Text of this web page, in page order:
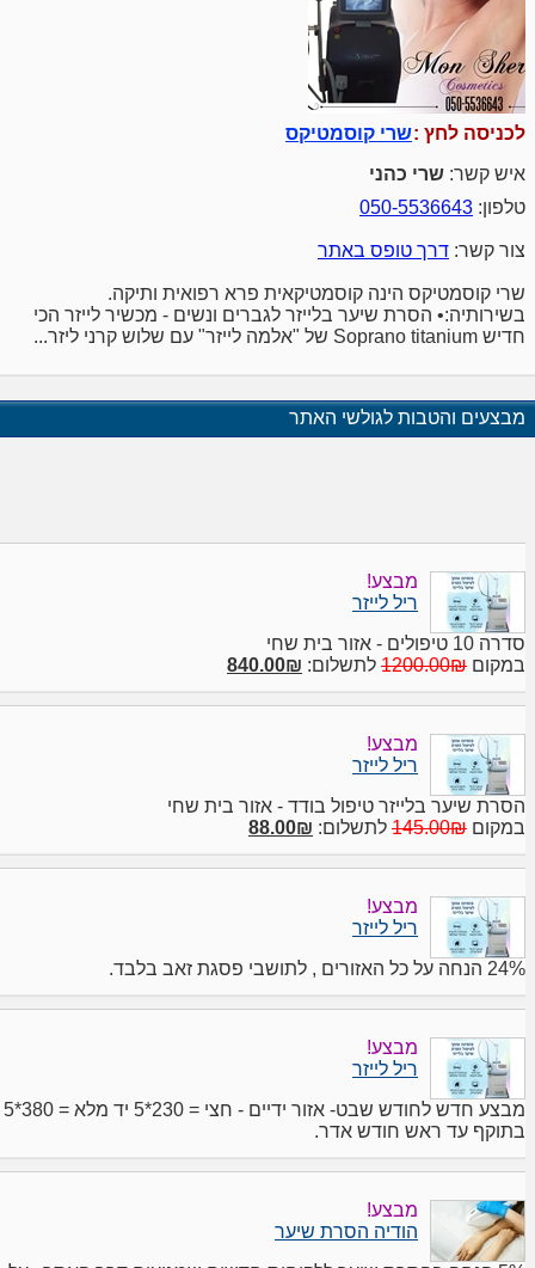
לכניסה לחץ :שרי קוסמטיקס
איש קשר: שרי כהני
טלפון: 050-5536643
צור קשר: דרך טופס באתר
שרי קוסמטיקס הינה קוסמטיקאית פרא רפואית ותיקה.
בשירותיה:• הסרת שיער בלייזר לגברים ונשים - מכשיר לייזר הכי
חדיש Soprano titanium של "אלמה לייזר" עם שלוש קרני ליזר...
מבצעים והטבות לגולשי האתר
מבצע!
ריל לייזר
סדרה 10 טיפולים - אזור בית שחי
במקום 1200.00₪ לתשלום: 840.00₪
מבצע!
ריל לייזר
הסרת שיער בלייזר טיפול בודד - אזור בית שחי
במקום 145.00₪ לתשלום: 88.00₪
מבצע!
ריל לייזר
24% הנחה על כל האזורים , לתושבי פסגת זאב בלבד.
מבצע!
ריל לייזר
מבצע חדש לחודש שבט- אזור ידיים - חצי = 230*5 יד מלא = 380*5
בתוקף עד ראש חודש אדר.
מבצע!
הודיה הסרת שיער